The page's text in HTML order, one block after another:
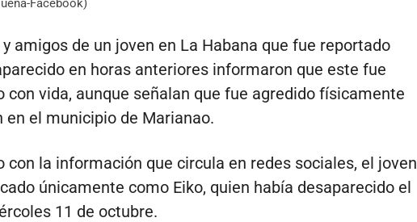
Facebook)
amigos de un joven en La Habana que fue reportado
en horas anteriores informaron que este fue
con vida, aunque señalan que fue agredido físicamente
en el municipio de Marianao.
con la información que circula en redes sociales, el joven
únicamente como Eiko, quien había desaparecido el
11 de octubre.